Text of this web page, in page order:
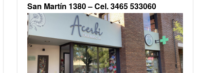
San Martín 1380 –Cel. 3465 533060